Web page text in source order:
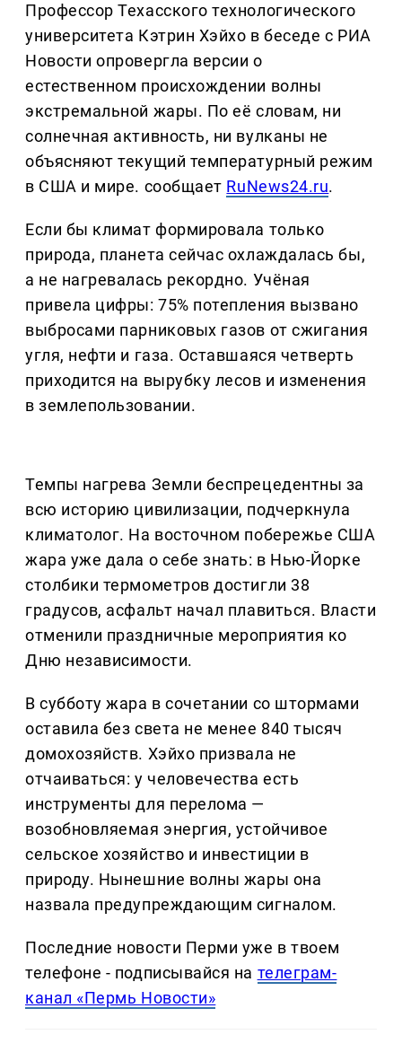
Профессор Техасского технологического
университета Кэтрин Хэйхо в беседе с РИА
Новости опровергла версии о
естественном происхождении волны
экстремальной жары. По её словам, ни
солнечная активность, ни вулканы не
объясняют текущий температурный режим
в США и мире. сообщает RuNews24.ru.
Если бы климат формировала только
природа, планета сейчас охлаждалась бы,
а не нагревалась рекордно. Учёная
привела цифры: 75% потепления вызвано
выбросами парниковых газов от сжигания
угля, нефти и газа. Оставшаяся четверть
приходится на вырубку лесов и изменения
в землепользовании.
Темпы нагрева Земли беспрецедентны за
всю историю цивилизации, подчеркнула
климатолог. На восточном побережье США
жара уже дала о себе знать: в Нью-Йорке
столбики термометров достигли 38
градусов, асфальт начал плавиться. Власти
отменили праздничные мероприятия ко
Дню независимости.
В субботу жара в сочетании со штормами
оставила без света не менее 840 тысяч
домохозяйств. Хэйхо призвала не
отчаиваться: у человечества есть
инструменты для перелома —
возобновляемая энергия, устойчивое
сельское хозяйство и инвестиции в
природу. Нынешние волны жары она
назвала предупреждающим сигналом.
Последние новости Перми уже в твоем
телефоне - подписывайся на телеграм-
канал «Пермь Новости»